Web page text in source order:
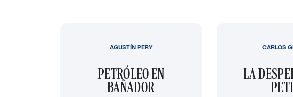
PETRÓLEO EN
BAÑADOR
AGUSTÍN PERY
LA
CARLOS